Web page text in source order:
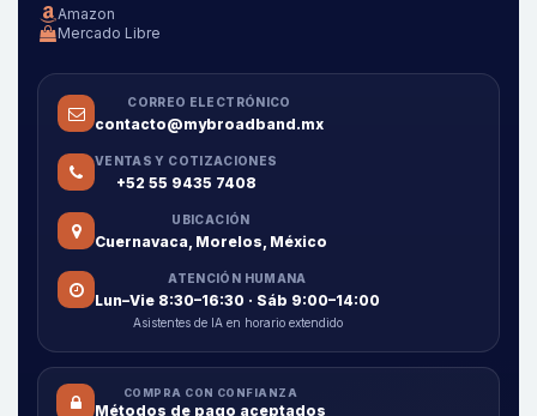
Amazon
Mercado Libre
CORREO ELECTRÓNICO
contacto@mybroadband.mx
VENTAS Y COTIZACIONES
+52 55 9435 7408
UBICACIÓN
Cuernavaca, Morelos, México
ATENCIÓN HUMANA
Lun–Vie 8:30–16:30 · Sáb 9:00–14:00
Asistentes de IA en horario extendido
COMPRA CON CONFIANZA
Métodos de pago aceptados